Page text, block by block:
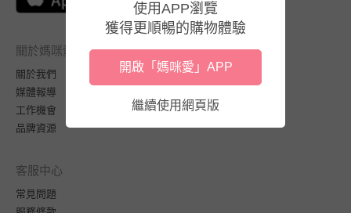
關於媽咪愛
關於我們
媒體報導
工作機會
品牌資源
客服中心
常見問題
使用APP瀏覽
獲得更順暢的購物體驗
開啟「媽咪愛」APP
繼續使用網頁版